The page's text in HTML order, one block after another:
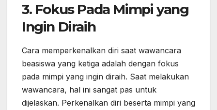
3. Fokus Pada Mimpi yang
Ingin Diraih
Cara memperkenalkan diri saat wawancara
beasiswa yang ketiga adalah dengan fokus
pada mimpi yang ingin diraih. Saat melakukan
wawancara, hal ini sangat pas untuk
dijelaskan. Perkenalkan diri beserta mimpi yang